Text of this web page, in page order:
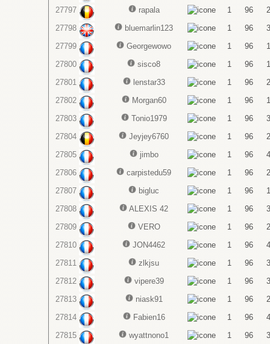
27797
rapala 1 96
2
27798
bluemarlin123 1 96
3
27799
Georgewowo 1 96
1
27800
sisco8 1 96
1
27801
lenstar33 1 96
2
27802
Morgan60 1 96
1
27803
Tonio1979 1 96
3
27804
Jeyjey6760 1 96
2
27805
jimbo 1 96
4
27806
carpistedu59 1 96
2
27807
bigluc 1 96
1
27808
ALEXIS 42 1 96
3
27809
VERO 1 96
2
27810
JON4462 1 96
4
27811
zlkjsu 1 96
3
27812
vipere39 1 96
3
27813
niask91 1 96
2
27814
Fabien16 1 96
4
27815
wyattnono1 1 96
3